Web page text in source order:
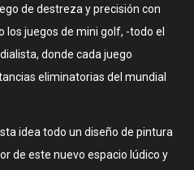
de destreza y precisión con
juegos de mini golf, -todo el
donde cada juego
eliminatorias del mundial
idea todo un diseño de pintura
de este nuevo espacio lúdico y